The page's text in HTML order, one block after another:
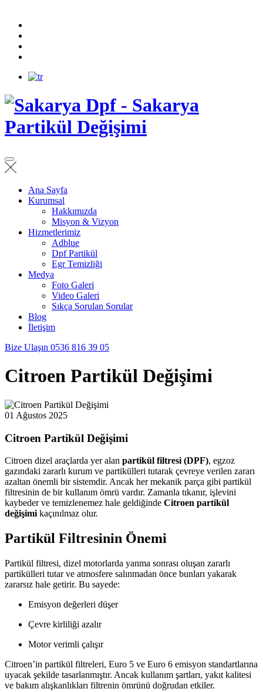
Ana Sayfa
Kurumsal
Hakkımızda
Misyon & Vizyon
Hizmetlerimiz
Adblue
Dpf Partikül
Egr Temizliği
Medya
Foto Galeri
Video Galeri
Sıkça Sorulan Sorular
Blog
İletişim
Bize Ulaşın 0536 816 39 05
Citroen Partikül Değişimi
01 Ağustos 2025
Citroen Partikül Değişimi
Citroen dizel araçlarda yer alan partikül filtresi (DPF), egzoz
gazındaki zararlı kurum ve partikülleri tutarak çevreye verilen zararı
azaltan önemli bir sistemdir. Ancak her mekanik parça gibi partikül
filtresinin de bir kullanım ömrü vardır. Zamanla tıkanır, işlevini
kaybeder ve temizlenemez hale geldiğinde Citroen partikül
değişimi kaçınılmaz olur.
Partikül Filtresinin Önemi
Partikül filtresi, dizel motorlarda yanma sonrası oluşan zararlı
partikülleri tutar ve atmosfere salınmadan önce bunları yakarak
zararsız hale getirir. Bu sayede:
Emisyon değerleri düşer
Çevre kirliliği azalır
Motor verimli çalışır
Citroen’in partikül filtreleri, Euro 5 ve Euro 6 emisyon standartlarına
uyacak şekilde tasarlanmıştır. Ancak kullanım şartları, yakıt kalitesi
ve bakım alışkanlıkları filtrenin ömrünü doğrudan etkiler.